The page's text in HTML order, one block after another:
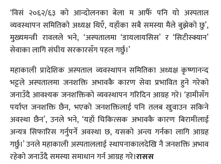
‘विसं २०६२/६३ को आन्दोलनका बेला म आफैँ पनि यो अस्पताल
व्यवस्थापन समितिको अध्यक्ष थिएँ, यहाँका सबै समस्या मैले बुझेको छु’,
मुख्यमन्त्री रावलले भने, ‘अस्पतालमा ‘डायलायसिस’ र ‘सिटीस्क्यान’
सेवाका लागि संघीय सरकारसँग पहल गर्छु।’
महाकाली प्रादेशिक अस्पताल व्यवस्थापन समितिका अध्यक्ष कृष्णानन्द
भट्टले अस्पतालमा जनशक्ति अभावकै कारण सेवा प्रभावित हुने गरेको
जनाउँदै आवश्यक जनशक्तिको व्यवस्थापन गरिदिन आग्रह गरे। ‘हामीसँग
पर्याप्त जनशक्ति छैन, भएको जनशक्तिलाई पनि तलब खुवाउन सकिने
अवस्था छैन’, उनले भने, ‘यहाँ चिकित्सक अभावकै कारण बिरामीलाई
अन्यत्र सिफारिस गर्नुपर्ने अवस्था छ, यसको अन्त्य गर्नका लागि आग्रह
गर्छु।’ उनले महाकाली अस्पताललाई स्थापनाकालदेखि नै जनशक्ति अभाव
रहेको जनाउँदै समस्या समाधान गर्न आग्रह गरे।रासस